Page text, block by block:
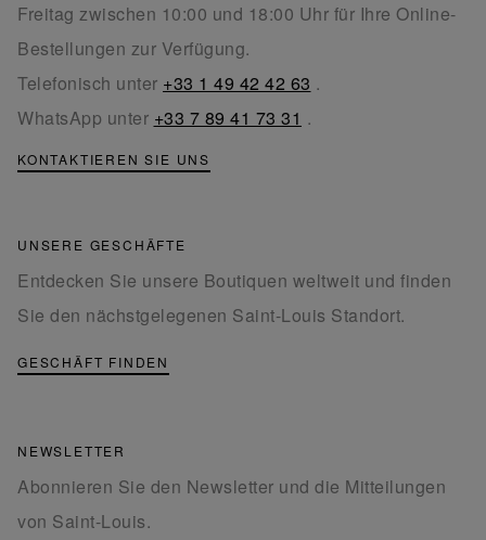
Freitag zwischen 10:00 und 18:00 Uhr für Ihre Online-
Bestellungen zur Verfügung.
Telefonisch unter +33 1 49 42 42 63 .
WhatsApp unter +33 7 89 41 73 31 .
KONTAKTIEREN SIE UNS
UNSERE GESCHÄFTE
Entdecken Sie unsere Boutiquen weltweit und finden
Sie den nächstgelegenen Saint-Louis Standort.
GESCHÄFT FINDEN
NEWSLETTER
Abonnieren Sie den Newsletter und die Mitteilungen
von Saint-Louis.